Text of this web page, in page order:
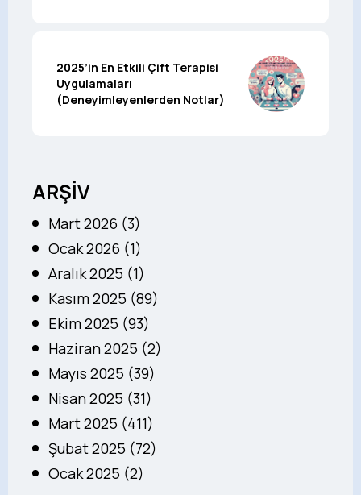
2025’in En Etkili Çift Terapisi
Uygulamaları
(Deneyimleyenlerden Notlar)
ARŞİV
Mart 2026 (3)
Ocak 2026 (1)
Aralık 2025 (1)
Kasım 2025 (89)
Ekim 2025 (93)
Haziran 2025 (2)
Mayıs 2025 (39)
Nisan 2025 (31)
Mart 2025 (411)
Şubat 2025 (72)
Ocak 2025 (2)